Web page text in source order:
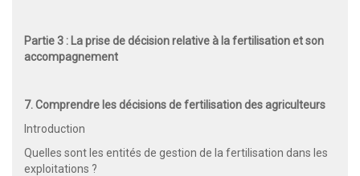
Partie 3 : La prise de décision relative à la fertilisation et son
accompagnement
7. Comprendre les décisions de fertilisation des agriculteurs
Introduction
Quelles sont les entités de gestion de la fertilisation dans les
exploitations ?